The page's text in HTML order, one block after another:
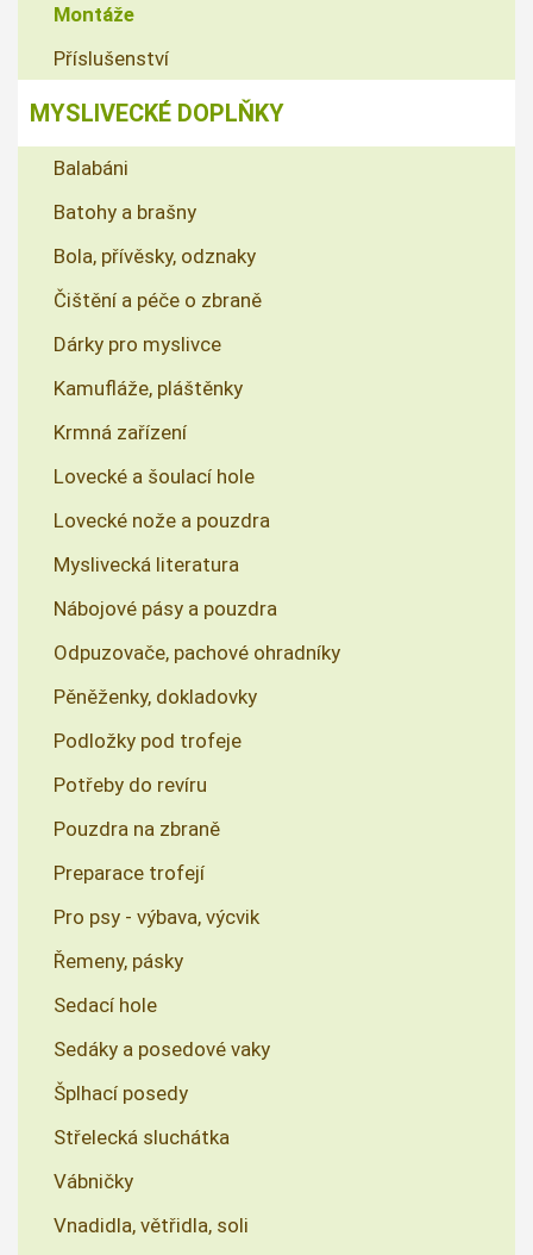
Montáže
Příslušenství
MYSLIVECKÉ DOPLŇKY
Balabáni
Batohy a brašny
Bola, přívěsky, odznaky
Čištění a péče o zbraně
Dárky pro myslivce
Kamufláže, pláštěnky
Krmná zařízení
Lovecké a šoulací hole
Lovecké nože a pouzdra
Myslivecká literatura
Nábojové pásy a pouzdra
Odpuzovače, pachové ohradníky
Pěněženky, dokladovky
Podložky pod trofeje
Potřeby do revíru
Pouzdra na zbraně
Preparace trofejí
Pro psy - výbava, výcvik
Řemeny, pásky
Sedací hole
Sedáky a posedové vaky
Šplhací posedy
Střelecká sluchátka
Vábničky
Vnadidla, větřidla, soli